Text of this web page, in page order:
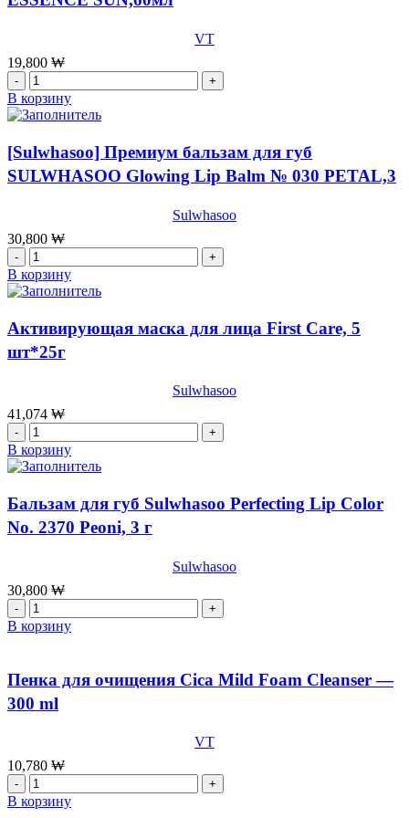
VT
19,800 ₩
Количество
товара
[VT]
эссенция
VT
CICA
В корзину
[Sulwhasoo] Премиум бальзам для губ
SULWHASOO Glowing Lip Balm № 030 PETAL,3
Sulwhasoo
30,800 ₩
Количество
товара
[Sulwhasoo]
для
губ
Balm
№
030
PETAL,3
В корзину
Активирующая маска для лица First Care, 5
шт*25г
Sulwhasoo
41,074 ₩
Количество
товара
Активирующая
лица
First
В корзину
Бальзам для губ Sulwhasoo Perfecting Lip Color
No. 2370 Peoni, 3 г
Sulwhasoo
30,800 ₩
Количество
товара
Бальзам
Sulwhasoo
Perfecting
2370
Peoni,
3
В корзину
Пенка для очищения Cica Mild Foam Cleanser —
300 ml
VT
10,780 ₩
Количество
товара
Пенка
В корзину